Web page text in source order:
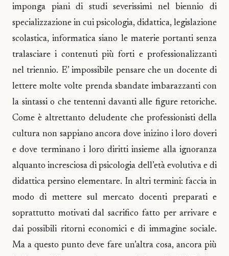
imponga piani di studi severissimi nel biennio di
specializzazione in cui psicologia, didattica, legislazione
scolastica, informatica siano le materie portanti senza
tralasciare i contenuti più forti e professionalizzanti
nel triennio. E’ impossibile pensare che un docente di
lettere molte volte prenda sbandate imbarazzanti con
la sintassi o che tentenni davanti alle figure retoriche.
Come è altrettanto deludente che professionisti della
cultura non sappiano ancora dove inizino i loro doveri
e dove terminano i loro diritti insieme alla ignoranza
alquanto incresciosa di psicologia dell’età evolutiva e di
didattica persino elementare. In altri termini: faccia in
modo di mettere sul mercato docenti preparati e
soprattutto motivati dal sacrifico fatto per arrivare e
dai possibili ritorni economici e di immagine sociale.
Ma a questo punto deve fare un’altra cosa, ancora più